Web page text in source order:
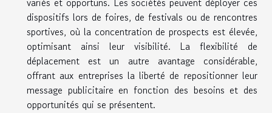
dispositifs lors de foires, de festivals ou de rencontres
sportives, où la concentration de prospects est élevée,
optimisant ainsi leur visibilité. La flexibilité de
déplacement est un autre avantage considérable,
offrant aux entreprises la liberté de repositionner leur
message publicitaire en fonction des besoins et des
opportunités qui se présentent.